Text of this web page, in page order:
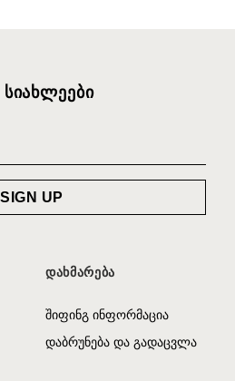
ᲡᲘᲐᲮᲚᲔᲔᲑᲘ
ᲓᲐᲮᲛᲐᲠᲔᲑᲐ
შიფინგ ინფორმაცია
დაბრუნება და გადაცვლა